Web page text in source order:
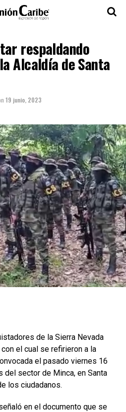
respaldando
Alcaldía de Santa
19 junio, 2023
de la Sierra Nevada
el cual se refirieron a la
el pasado viernes 16
del sector de Minca, en Santa
los ciudadanos.
en el documento que se